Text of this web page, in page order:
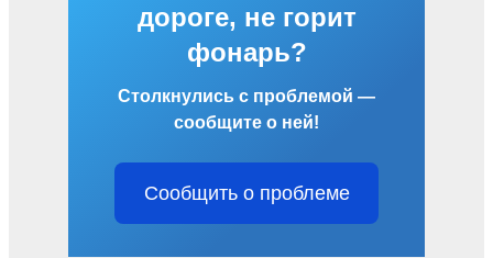
дороге, не горит
фонарь?
Столкнулись с проблемой —
сообщите о ней!
Сообщить о проблеме